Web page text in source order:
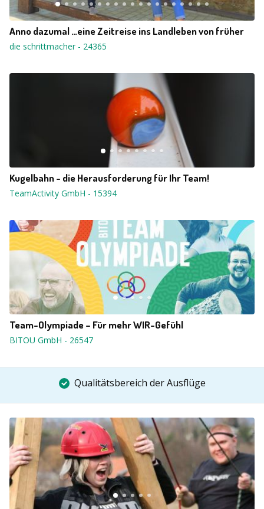
Anno dazumal …eine Zeitreise ins Landleben von früher
die schrittmacher- 24365
Kugelbahn - die Herausforderung für Ihr Team!
TeamActivity GmbH - 15394
Team-Olympiade – Für mehr WIR-Gefühl
BITOU GmbH - 26547
Qualitätsbereich der Ausflüge